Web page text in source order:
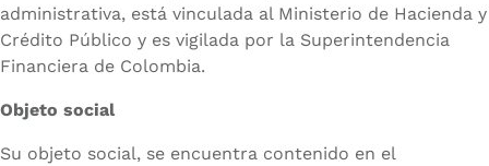
administrativa, está vinculada al Ministerio de Hacienda y
Crédito Público y es vigilada por la Superintendencia
Financiera de Colombia.
Objeto social
Su objeto social, se encuentra contenido en el